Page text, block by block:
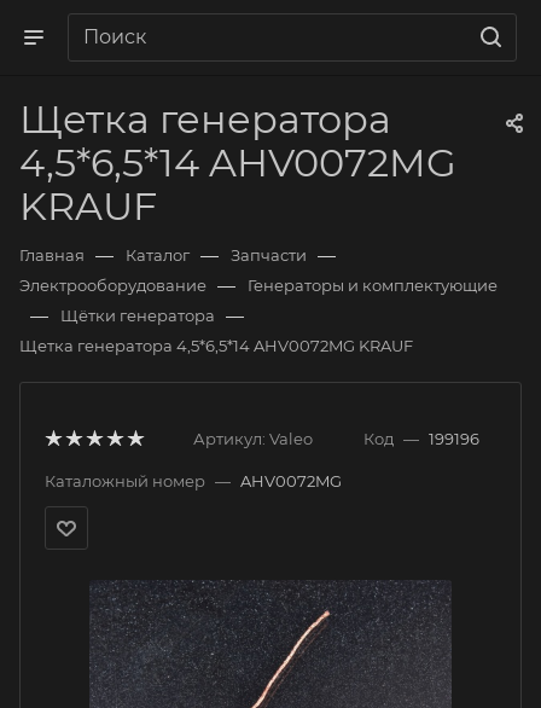
Щетка генератора
4,5*6,5*14 AHV0072MG
KRAUF
Главная — Каталог — Запчасти —
Электрооборудование — Генераторы и комплектующие
— Щётки генератора —
Щетка генератора 4,5*6,5*14 AHV0072MG KRAUF
Артикул: Valeo Код — 199196
Каталожный номер — AHV0072MG